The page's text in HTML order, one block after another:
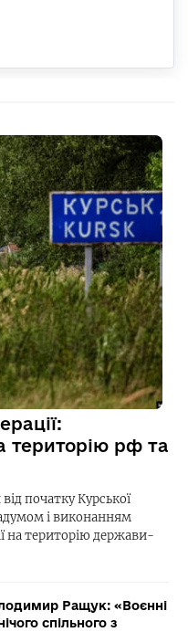
територію рф та
початку Курської
і виконанням
на територію держави-
Ращук: «Воєнні
спільного з